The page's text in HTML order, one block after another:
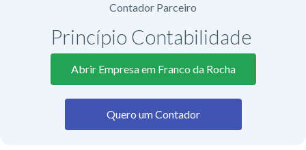
Contador Parceiro
Princípio Contabilidade ​
Abrir Empresa em Franco da Rocha
Quero um Contador